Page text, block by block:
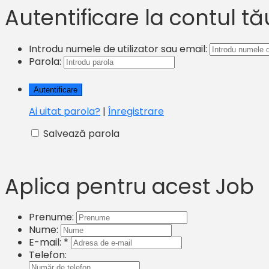
Autentificare la contul
Introdu numele de utilizator sau email:
Parola:
Ai uitat parola? | Înregistrare
Salvează parola
Aplica pentru acest Job
Prenume:
Nume:
E-mail: *
Telefon: